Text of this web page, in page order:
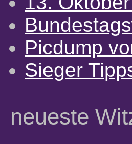
Picdump
Sieger
neueste